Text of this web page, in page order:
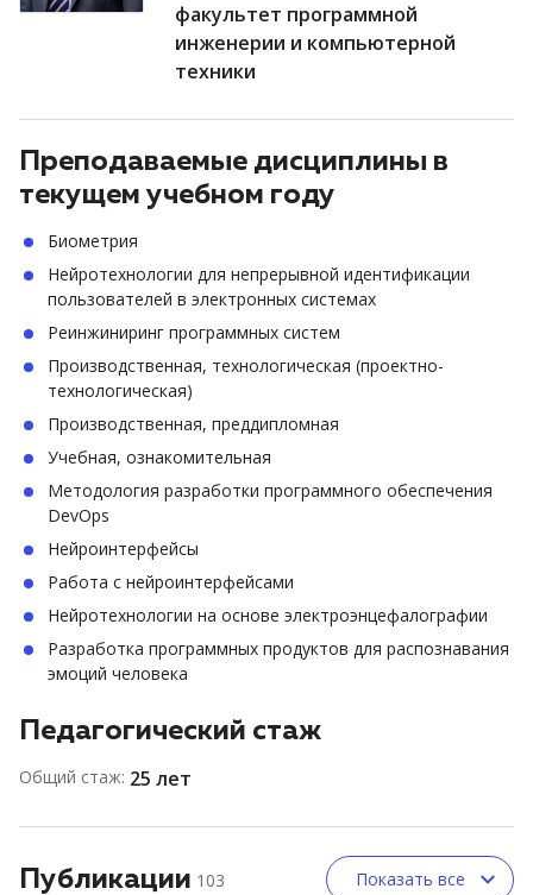
факультет программной
инженерии и компьютерной
техники
Преподаваемые дисциплины в
текущем учебном году
Биометрия
Нейротехнологии для непрерывной идентификации
пользователей в электронных системах
Реинжиниринг программных систем
Производственная, технологическая (проектно-
технологическая)
Производственная, преддипломная
Учебная, ознакомительная
Методология разработки программного обеспечения
DevOps
Нейроинтерфейсы
Работа с нейроинтерфейсами
Нейротехнологии на основе электроэнцефалографии
Разработка программных продуктов для распознавания
эмоций человека
Педагогический стаж
Общий стаж: 25 лет
Публикации 103 Показать все